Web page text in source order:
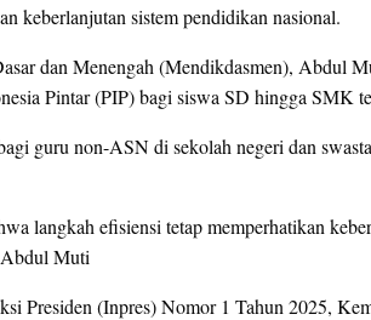
keberlanjutan sistem pendidikan nasional.
dan Menengah (Mendikdasmen), Abdul
Pintar (PIP) bagi siswa SD hingga SMK
guru non-ASN di sekolah negeri dan
langkah efisiensi tetap memperhatikan
Muti
Presiden (Inpres) Nomor 1 Tahun 2025,